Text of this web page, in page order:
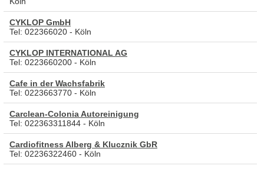
CYKLOP GmbH
Tel: 022366020 - Köln
CYKLOP INTERNATIONAL AG
Tel: 0223660200 - Köln
Cafe in der Wachsfabrik
Tel: 0223663770 - Köln
Carclean-Colonia Autoreinigung
Tel: 022363311844 - Köln
Cardiofitness Alberg & Klucznik GbR
Tel: 02236322460 - Köln